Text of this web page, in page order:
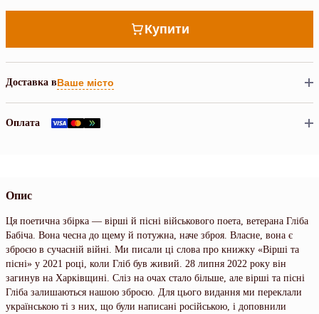
Купити
Доставка вВаше місто
Оплата
Опис
Ця поетична збірка — вірші й пісні військового поета, ветерана Гліба
Бабіча. Вона чесна до щему й потужна, наче зброя. Власне, вона є
зброєю в сучасній війні. Ми писали ці слова про книжку «Вірші та
пісні» у 2021 році, коли Гліб був живий. 28 липня 2022 року він
загинув на Харківщині. Сліз на очах стало більше, але вірші та пісні
Гліба залишаються нашою зброєю. Для цього видання ми переклали
українською ті з них, що були написані російською, і доповнили